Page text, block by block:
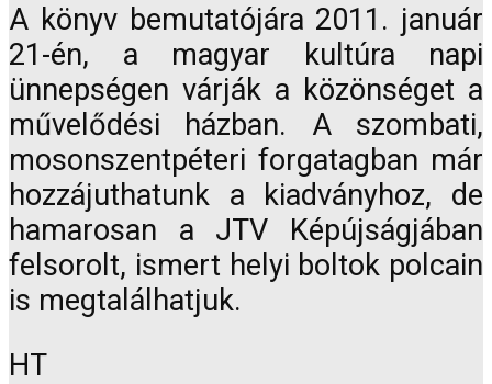
A könyv bemutatójára 2011. január
21-én, a magyar kultúra napi
ünnepségen várják a közönséget a
művelődési házban. A szombati,
mosonszentpéteri forgatagban már
hozzájuthatunk a kiadványhoz, de
hamarosan a JTV Képújságjában
felsorolt, ismert helyi boltok polcain
is megtalálhatjuk.
HT